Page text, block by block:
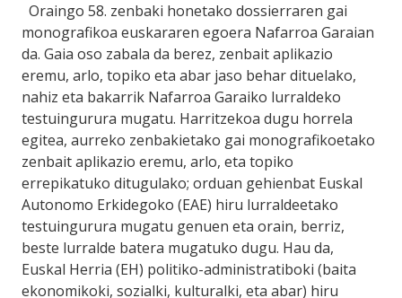
Oraingo 58. zenbaki honetako dossierraren gai
monografikoa euskararen egoera Nafarroa Garaian
da. Gaia oso zabala da berez, zenbait aplikazio
eremu, arlo, topiko eta abar jaso behar dituelako,
nahiz eta bakarrik Nafarroa Garaiko lurraldeko
testuingurura mugatu. Harritzekoa dugu horrela
egitea, aurreko zenbakietako gai monografikoetako
zenbait aplikazio eremu, arlo, eta topiko
errepikatuko ditugulako; orduan gehienbat Euskal
Autonomo Erkidegoko (EAE) hiru lurraldeetako
testuingurura mugatu genuen eta orain, berriz,
beste lurralde batera mugatuko dugu. Hau da,
Euskal Herria (EH) politiko-administratiboki (baita
ekonomikoki, sozialki, kulturalki, eta abar) hiru